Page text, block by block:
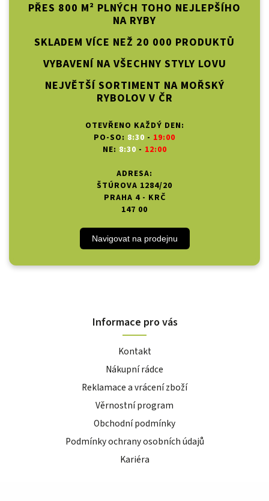
PŘES 800 M² PLNÝCH TOHO NEJLEPŠÍHO
NA RYBY
SKLADEM VÍCE NEŽ 20 000 PRODUKTŮ
VYBAVENÍ NA VŠECHNY STYLY LOVU
NEJVĚTŠÍ SORTIMENT NA MOŘSKÝ
RYBOLOV V ČR
OTEVŘENO KAŽDÝ DEN:
PO-SO: 8:30 - 19:00
NE: 8:30 - 12:00
ADRESA:
ŠTÚROVA 1284/20
PRAHA 4 - KRČ
147 00
Navigovat na prodejnu
Informace pro vás
Kontakt
Nákupní rádce
Reklamace a vrácení zboží
Věrnostní program
Obchodní podmínky
Podmínky ochrany osobních údajů
Kariéra